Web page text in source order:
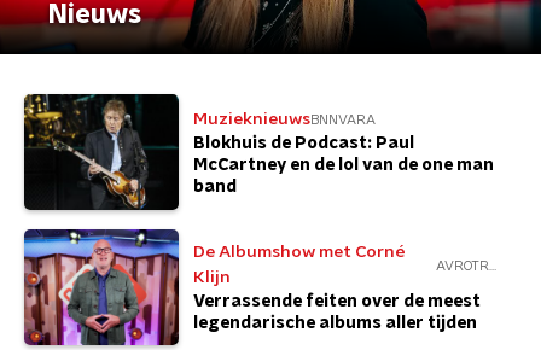
Nieuws
MuzieknieuwsBNNVARA
Blokhuis de Podcast: Paul
McCartney en de lol van de one man
band
De Albumshow met Corné
Klijn
Verrassende feiten over de meest
legendarische albums aller tijden